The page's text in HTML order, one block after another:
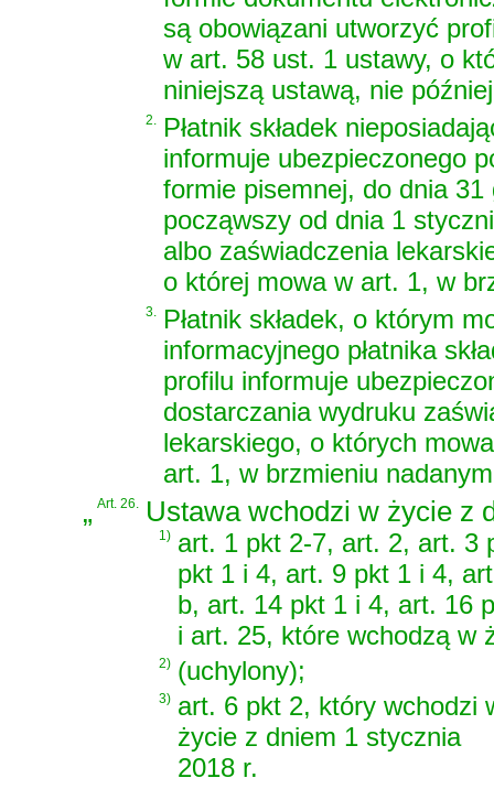
są obowiązani utworzyć
w art. 58 ust. 1 ustawy, o
niniejszą ustawą, nie
2. Płatnik składek
informuje ubezpieczonego
formie pisemnej, do dnia
począwszy od dnia 1
albo zaświadczenia
o której mowa w art. 1, w
3. Płatnik składek, o którym
informacyjnego płatnika
profilu informuje
dostarczania wydruku
lekarskiego, o których
art. 1, w brzmieniu
„Art. 26. Ustawa wchodzi w życie z
1) art. 1 pkt 2-7, art. 2, art. 3
pkt 1 i 4, art. 9 pkt 1 i 4,
b, art. 14 pkt 1 i 4, art. 16
i art. 25, które wchodzą w
2) (uchylony);
3) art. 6 pkt 2, który wchodzi
życie z dniem 1 stycznia
2018 r.